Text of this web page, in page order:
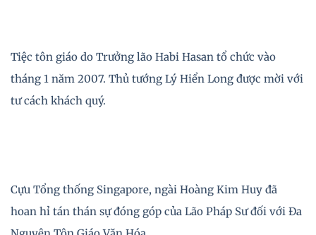
Tiệc tôn giáo do Trưởng lão Habi Hasan tổ chức vào
tháng 1 năm 2007. Thủ tướng Lý Hiển Long được mời với
tư cách khách quý.
Cựu Tổng thống Singapore, ngài Hoàng Kim Huy đã
hoan hỉ tán thán sự đóng góp của Lão Pháp Sư đối với Đa